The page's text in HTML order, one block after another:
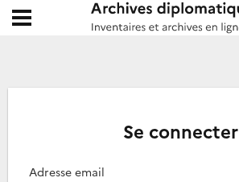
Archives diplomatiques
Ouvrir le menu déroulant
Se connecter
Adresse email